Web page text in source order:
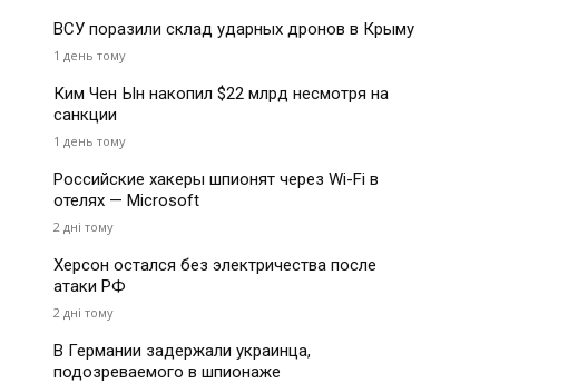
ВСУ поразили склад ударных дронов в Крыму
1 день тому
Ким Чен Ын накопил $22 млрд несмотря на
санкции
1 день тому
Российские хакеры шпионят через Wi-Fi в
отелях — Microsoft
2 дні тому
Херсон остался без электричества после
атаки РФ
2 дні тому
В Германии задержали украинца,
подозреваемого в шпионаже